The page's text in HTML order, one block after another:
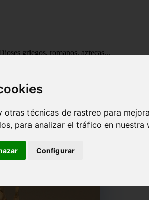
otras técnicas de rastreo para
para analizar el tráfico en
Configurar
griegos, romanos, aztecas...
griegos, romanos, aztecas...